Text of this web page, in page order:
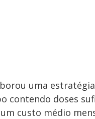
uma
contendo doses
custo médio